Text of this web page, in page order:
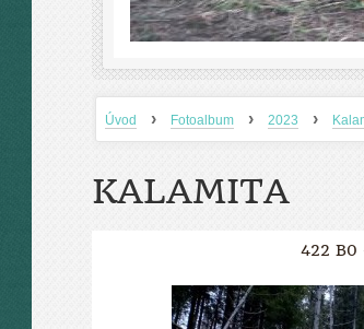
Úvod › Fotoalbum › 2023 ›
KALAMITA
422 B0